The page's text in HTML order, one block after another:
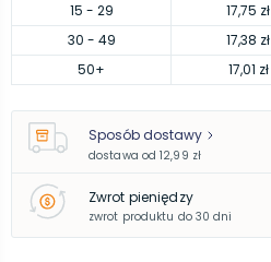
15 - 29 17,75 zł
30 - 49 17,38 zł
50+ 17,01 zł
Sposób dostawy
dostawa od 12,99 zł
Zwrot pieniędzy
zwrot produktu do 30 dni